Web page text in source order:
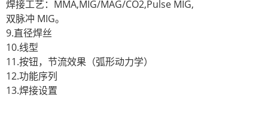
焊接工艺：MMA,MIG/MAG/CO2,Pulse MIG,
双脉冲 MIG。
9.直径焊丝
10.线型
11.按钮，节流效果（弧形动力学）
12.功能序列
13.焊接设置